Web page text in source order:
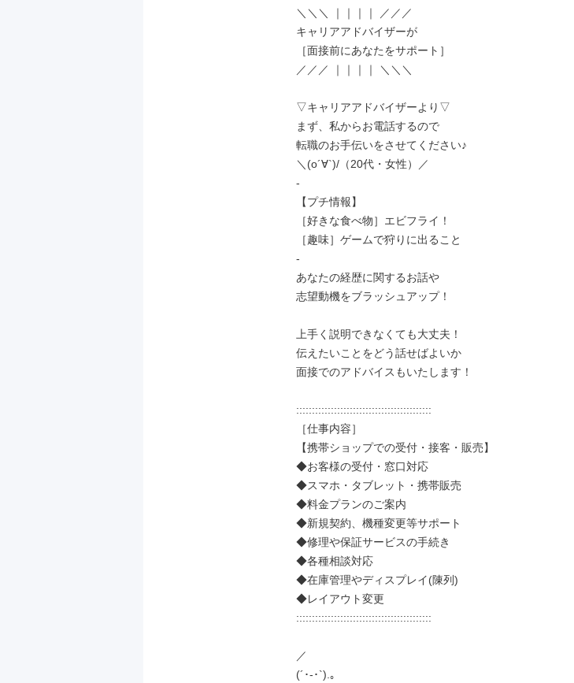
＼＼＼ ｜｜｜｜ ／／／
キャリアアドバイザーが
［面接前にあなたをサポート］
／／／ ｜｜｜｜ ＼＼＼
▽キャリアアドバイザーより▽
まず、私からお電話するので
転職のお手伝いをさせてください♪
＼(o´∀`)/（20代・女性）／
-
【プチ情報】
［好きな食べ物］エビフライ！
［趣味］ゲームで狩りに出ること
-
あなたの経歴に関するお話や
志望動機をブラッシュアップ！
上手く説明できなくても大丈夫！
伝えたいことをどう話せばよいか
面接でのアドバイスもいたします！
:::::::::::::::::::::::::::::::::::::::::::
［仕事内容］
【携帯ショップでの受付・接客・販売】
◆お客様の受付・窓口対応
◆スマホ・タブレット・携帯販売
◆料金プランのご案内
◆新規契約、機種変更等サポート
◆修理や保証サービスの手続き
◆各種相談対応
◆在庫管理やディスプレイ(陳列)
◆レイアウト変更
:::::::::::::::::::::::::::::::::::::::::::
／
(´･-･`).｡